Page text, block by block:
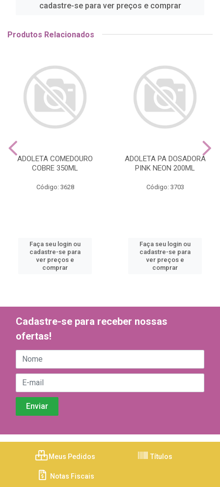
cadastre-se para ver preços e comprar
Produtos Relacionados
ADOLETA COMEDOURO
COBRE 350ML
Código: 3628
Faça seu login ou
cadastre-se para
ver preços e
comprar
ADOLETA PA DOSADORA
PINK NEON 200ML
Código: 3703
Faça seu login ou
cadastre-se para
ver preços e
comprar
Cadastre-se para receber nossas
ofertas!
Meus Pedidos Títulos
Notas Fiscais